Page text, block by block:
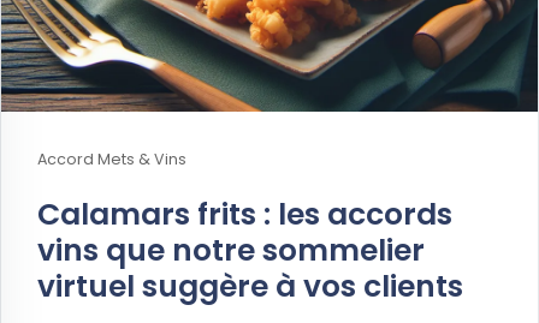
Accord Mets & Vins
Calamars frits : les accords
vins que notre sommelier
virtuel suggère à vos clients